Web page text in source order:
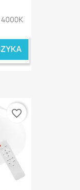
4000K
favorite_border